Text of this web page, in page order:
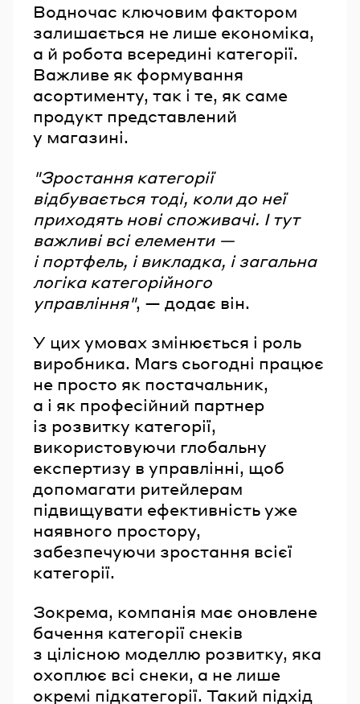
Водночас ключовим фактором
залишається не лише економіка,
а й робота всередині категорії.
Важливе як формування
асортименту, так і те, як саме
продукт представлений
у магазині.
"Зростання категорії
відбувається тоді, коли до неї
приходять нові споживачі. І тут
важливі всі елементи —
і портфель, і викладка, і загальна
логіка категорійного
управління", — додає він.
У цих умовах змінюється і роль
виробника. Mars сьогодні працює
не просто як постачальник,
а і як професійний партнер
із розвитку категорії,
використовуючи глобальну
експертизу в управлінні, щоб
допомагати ритейлерам
підвищувати ефективність уже
наявного простору,
забезпечуючи зростання всієї
категорії.
Зокрема, компанія має оновлене
бачення категорії снеків
з цілісною моделлю розвитку, яка
охоплює всі снеки, а не лише
окремі підкатегорії. Такий підхід